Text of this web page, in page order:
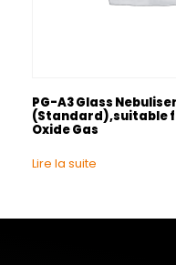
PG-A3 Glass Nebuliser
(Standard),suitable
Oxide Gas
Lire la suite